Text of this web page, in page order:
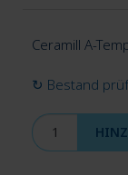
Ceramill A-
↻ Bestand